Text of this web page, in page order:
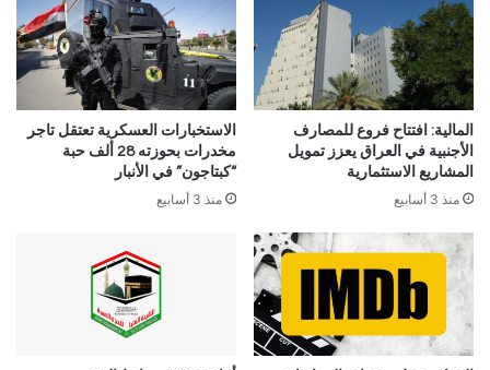
المالية: افتتاح فروع للمصارف
الأجنبية في العراق يعزز تمويل
المشاريع الاستثمارية
منذ 3 أسابيع
الاستخبارات العسكرية تعتقل تاجر
مخدرات بحوزته 28 ألف حبة
“كبتاجون” في الأنبار
منذ 3 أسابيع